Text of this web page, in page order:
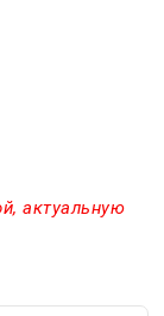
актуальную